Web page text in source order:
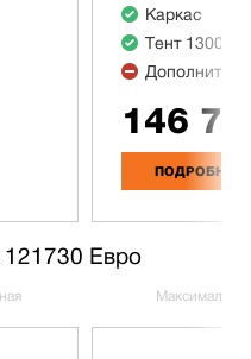
Каркас
Тент 1300 мм
146
ПОДРОБНЕЕ
Евро
Максимальная